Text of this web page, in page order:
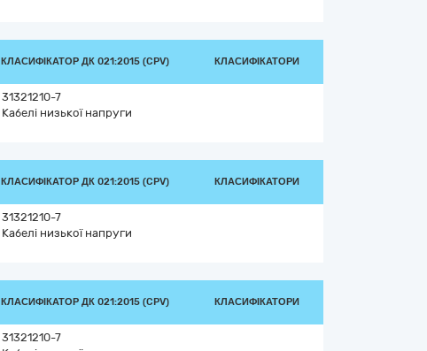
КЛАСИФІКАТОР ДК 021:2015 (CPV) КЛАСИФІКАТОРИ
31321210-7
Кабелі низької напруги
КЛАСИФІКАТОР ДК 021:2015 (CPV) КЛАСИФІКАТОРИ
31321210-7
Кабелі низької напруги
КЛАСИФІКАТОР ДК 021:2015 (CPV) КЛАСИФІКАТОРИ
31321210-7